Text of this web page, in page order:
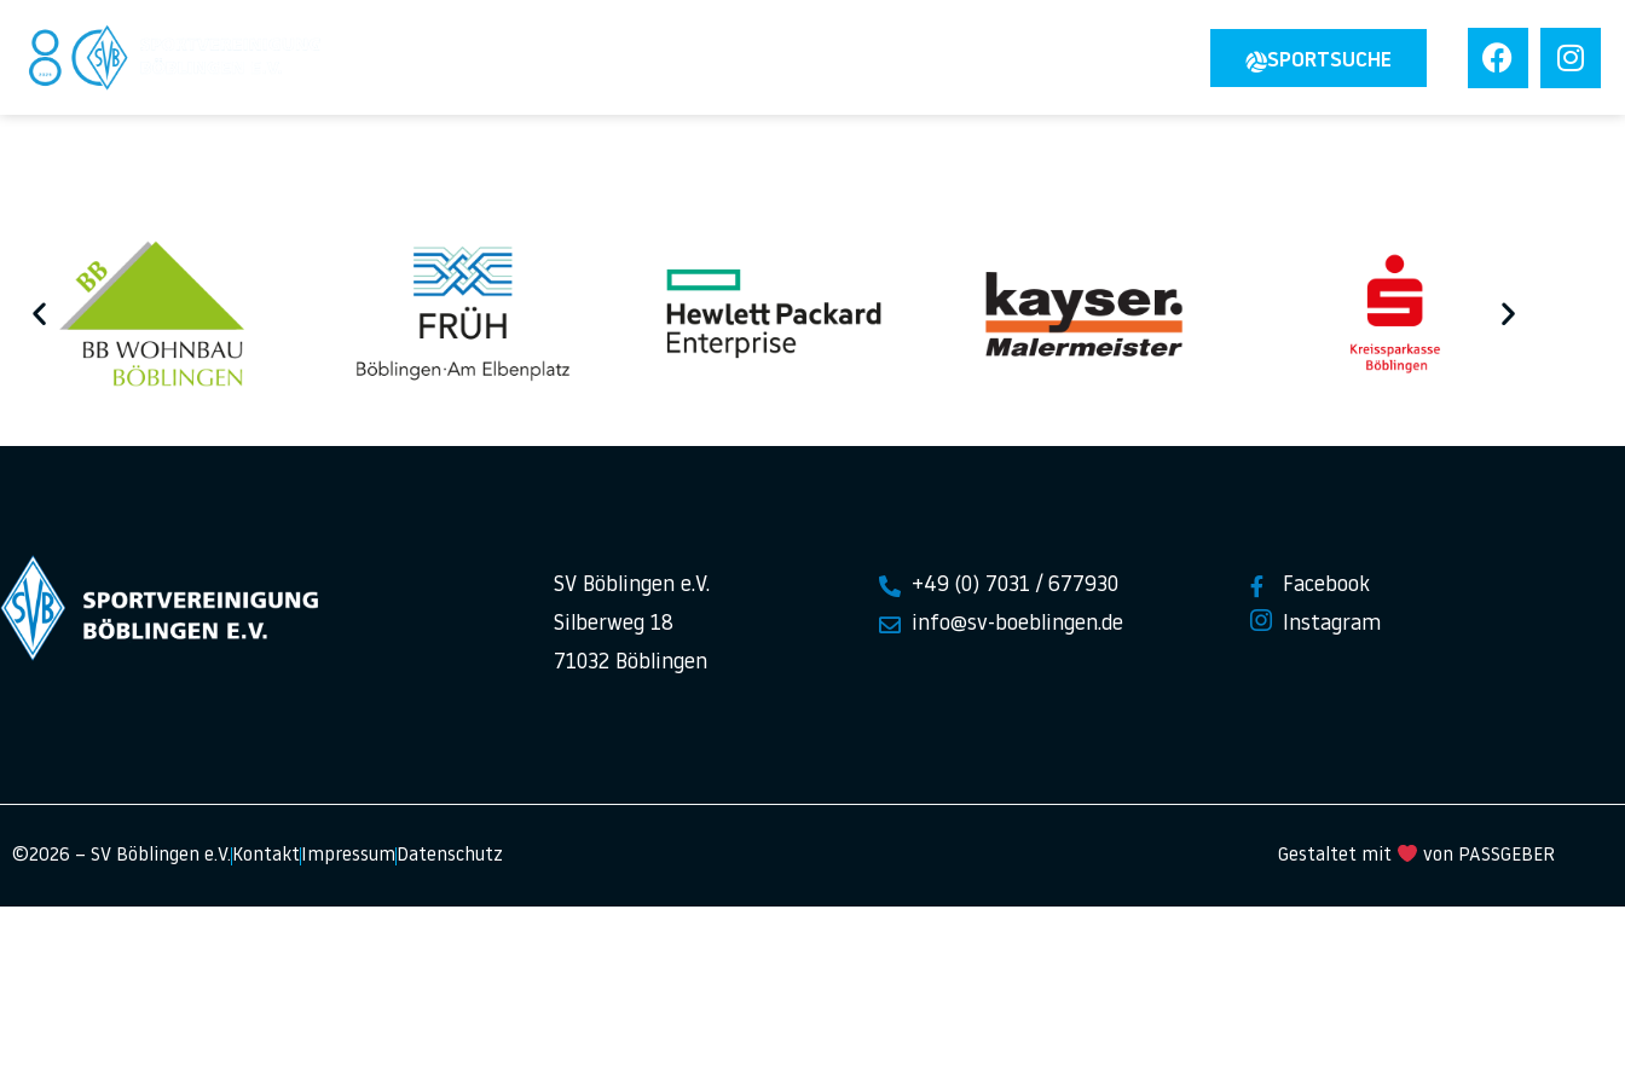
SPORTSUCHE
SV Böblingen e.V.
Silberweg 18
71032 Böblingen
+49 (0) 7031 / 677930
info@sv-boeblingen.de
Facebook
Instagram
©2026 – SV Böblingen e.V.KontaktImpressumDatenschutz Gestaltet mit von PASSGEBER